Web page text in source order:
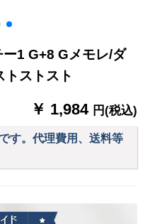
1 G+8 Gメモレ/ダ
トストスト
￥ 1,984 円(税込)
す。代理費用、送料等